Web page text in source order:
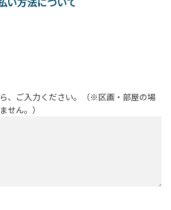
、ご入力ください。（※区画・部屋の場
せん。）